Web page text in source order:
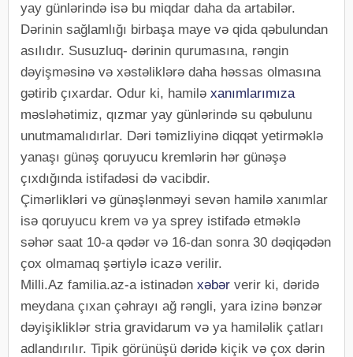
yay günlərində isə bu miqdar daha da artabilər.
Dərinin sağlamlığı birbaşa maye və qida qəbulundan
asılıdır. Susuzluq- dərinin qurumasına, rəngin
dəyişməsinə və xəstəliklərə daha həssas olmasına
gətirib çıxardar. Odur ki, hamilə xanımlarımıza
məsləhətimiz, qızmar yay günlərində su qəbulunu
unutmamalıdırlar. Dəri təmizliyinə diqqət yetirməklə
yanaşı günəş qoruyucu kremlərin hər günəşə
çıxdığında istifadəsi də vacibdir.
Çimərlikləri və günəşlənməyi sevən hamilə xanımlar
isə qoruyucu krem və ya sprey istifadə etməklə
səhər saat 10-a qədər və 16-dan sonra 30 dəqiqədən
çox olmamaq şərtiylə icazə verilir.
Milli.Az familia.az-a istinadən xəbər verir ki, dəridə
meydana çıxan çəhrayı ağ rəngli, yara izinə bənzər
dəyişikliklər stria gravidarum və ya hamiləlik çatları
adlandırılır. Tipik görünüşü dəridə kiçik və çox dərin